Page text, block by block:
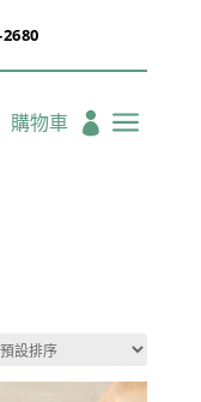
購物車  a